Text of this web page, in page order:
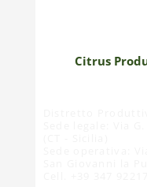
Citrus